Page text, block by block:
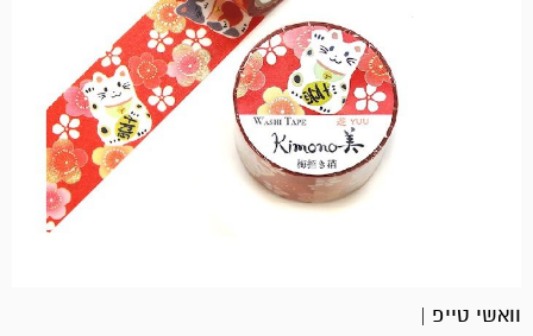
וואשי טייפ |